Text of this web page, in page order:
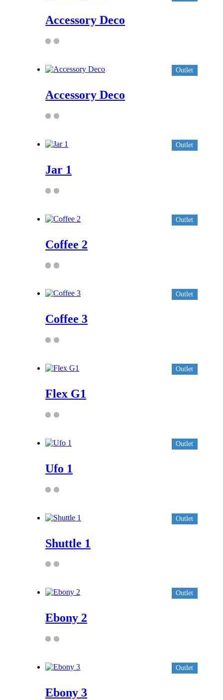
Accessory Deco
Outlet
Accessory Deco
Outlet
Jar 1
Outlet
Coffee 2
Outlet
Coffee 3
Outlet
Flex G1
Outlet
Ufo 1
Outlet
Shuttle 1
Outlet
Ebony 2
Outlet
Ebony 3